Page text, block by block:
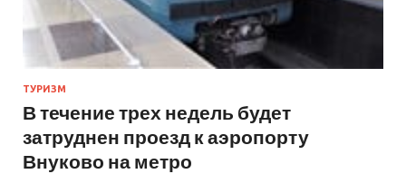
ТУРИЗМ
В течение трех недель будет
затруднен проезд к аэропорту
Внуково на метро